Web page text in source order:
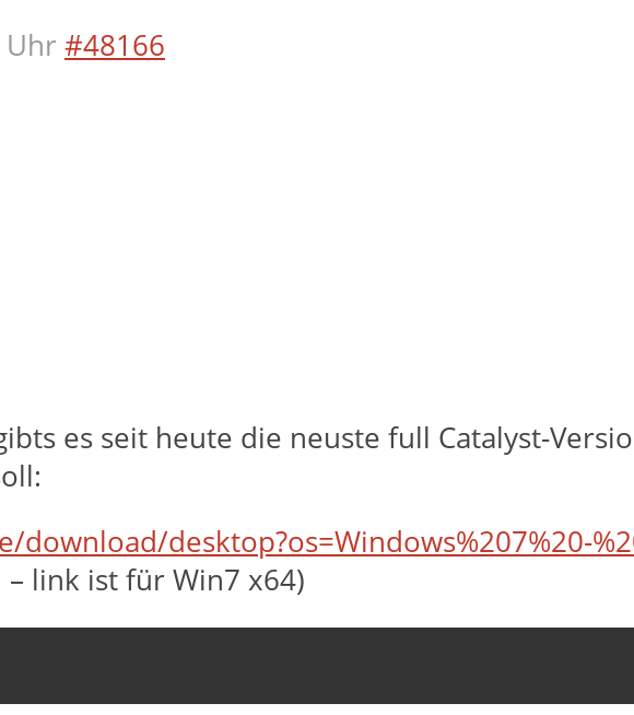
Uhr #48166
es seit heute die neuste full Catalyst-
desktop?os=Windows%207%20-
link ist für Win7 x64)